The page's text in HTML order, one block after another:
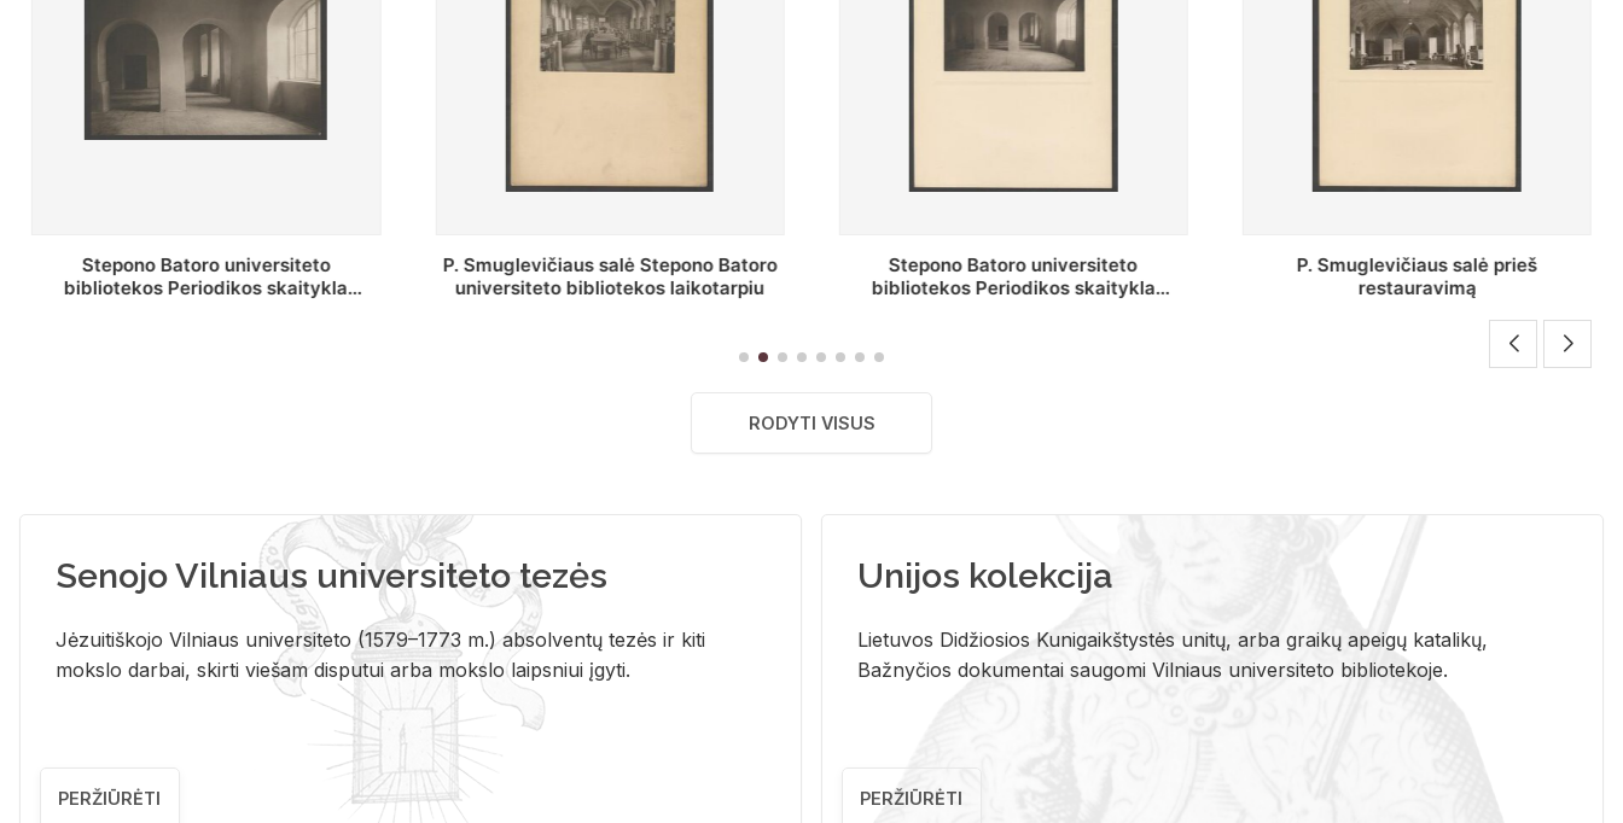
P. Smuglevičiaus salė Stepono Batoro
universiteto bibliotekos laikotarpiu
Stepono Batoro universiteto
bibliotekos Periodikos skaitykla
P. Smuglevičiaus salė prieš
restauravimą
P. Smuglevičiaus salės lubų
fragmentas prieš restauravimą
RODYTI VISUS
Senojo Vilniaus universiteto tezės
Jėzuitiškojo Vilniaus universiteto (1579–1773 m.) absolventų tezės ir kiti
mokslo darbai, skirti viešam disputui arba mokslo laipsniui įgyti.
PERŽIŪRĖTI
Unijos kolekcija
Lietuvos Didžiosios Kunigaikštystės unitų, arba graikų apeigų katalikų,
Bažnyčios dokumentai saugomi Vilniaus universiteto bibliotekoje.
PERŽIŪRĖTI